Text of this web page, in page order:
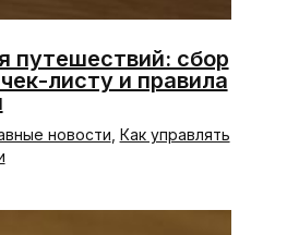
путешествий: сбор
листу и правила
новости Как управлять